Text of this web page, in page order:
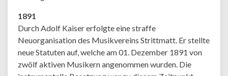
1891
Durch Adolf Kaiser erfolgte eine straffe
Neuorganisation des Musikvereins Strittmatt. Er stellte
neue Statuten auf, welche am 01. Dezember 1891 von
zwölf aktiven Musikern angenommen wurden. Die